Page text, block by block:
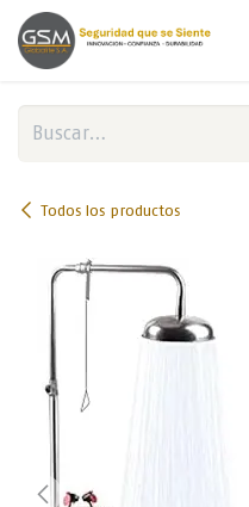
Ir al contenido
Todos los productos